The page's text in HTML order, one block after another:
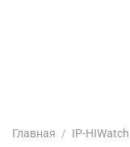
Главная / IP-HIWatch